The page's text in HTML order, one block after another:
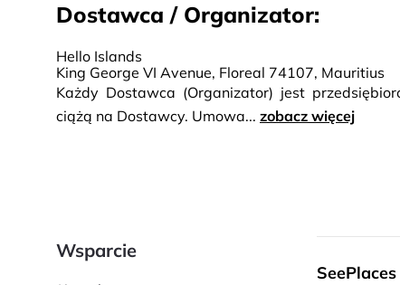
Dostawca / Organizator:
Hello Islands
King George VI Avenue, Floreal 74107, Mauritius
Każdy Dostawca (Organizator) jest
ciążą na Dostawcy. Umowa... zobacz więcej
Wsparcie
SeePlaces